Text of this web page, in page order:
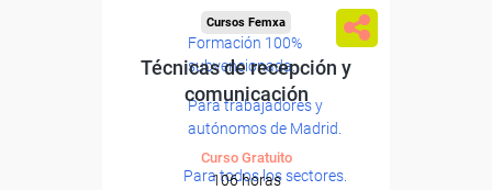
Formación 100%
subvencionada.
Para trabajadores y
autónomos de Madrid.
Para todos los sectores.
Cursos Femxa
Técnicas de recepción y
comunicación
Curso Gratuito
106 horas